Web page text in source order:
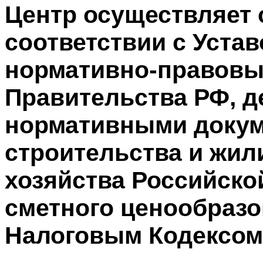
Центр осуществляет
соответствии с
нормативно-
Правительства РФ,
нормативными
строительства и
хозяйства
сметного
Налоговым